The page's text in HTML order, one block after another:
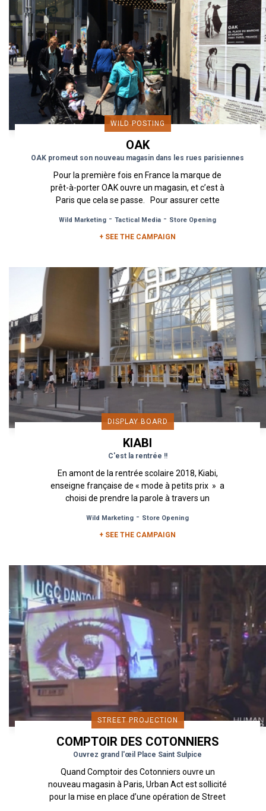
WILD POSTING
OAK
OAK promeut son nouveau magasin dans les rues parisiennes
Pour la première fois en France la marque de
prêt-à-porter OAK ouvre un magasin, et c’est à
Paris que cela se passe. Pour assurer cette
Wild Marketing - Tactical Media - Store Opening
+ SEE THE CAMPAIGN
DISPLAY BOARD
KIABI
C'est la rentrée !!
En amont de la rentrée scolaire 2018, Kiabi,
enseigne française de « mode à petits prix » a
choisi de prendre la parole à travers un
Wild Marketing - Store Opening
+ SEE THE CAMPAIGN
STREET PROJECTION
COMPTOIR DES COTONNIERS
Ouvrez grand l'œil Place Saint Sulpice
Quand Comptoir des Cotonniers ouvre un
nouveau magasin à Paris, Urban Act est sollicité
pour la mise en place d’une opération de Street